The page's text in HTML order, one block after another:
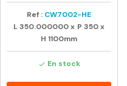
Ref : CW7002-HE
L350.000000x P 350x
H 1100mm
 En stock